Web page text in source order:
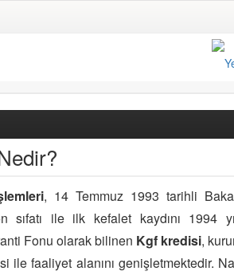
, 14 Temmuz 1993 tarihli
sıfatı ile ilk kefalet kaydını 1994
Fonu olarak bilinen Kgf kredisi,
ile faaliyet alanını genişletmektedir.